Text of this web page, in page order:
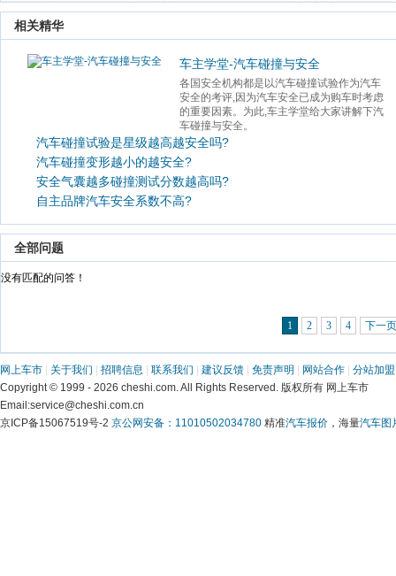
相关精华
车主学堂-汽车碰撞与安全
各国安全机构都是以汽车碰撞试验作为汽车
安全的考评,因为汽车安全已成为购车时考虑
的重要因素。为此,车主学堂给大家讲解下汽
车碰撞与安全。
汽车碰撞试验是星级越高越安全吗?
汽车碰撞变形越小的越安全?
安全气囊越多碰撞测试分数越高吗?
自主品牌汽车安全系数不高?
全部问题
没有匹配的问答！
1 2 3 4 下一页
网上车市 关于我们 招聘信息 联系我们 建议反馈 免责声明 网站合作
分站加盟
Copyright © 1999 - 2026 cheshi.com. All Rights Reserved. 版权所有 网上车市
Email:service@cheshi.com.cn
京ICP备15067519号-2 京公网安备：11010502034780 精准汽车报价 ，海量汽车图